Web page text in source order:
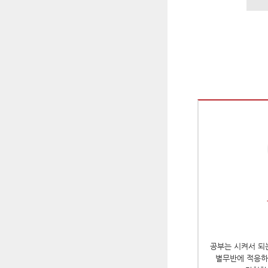
공부는 시켜서
별무반에 적응